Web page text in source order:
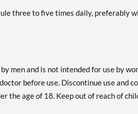
three to five times daily, preferably
men and is not intended for use by
before use. Discontinue use and
the age of 18. Keep out of reach of